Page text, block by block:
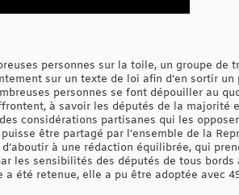
personnes sur la toile, un groupe de
sur un texte de loi afin d’en sortir un
personnes se font dépouiller au
à savoir les députés de la majorité
considérations partisanes qui les
être partagé par l’ensemble de la
à une rédaction équilibrée, qui
les sensibilités des députés de tous bords
été retenue, elle a pu être adoptée avec